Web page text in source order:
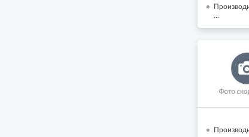
...